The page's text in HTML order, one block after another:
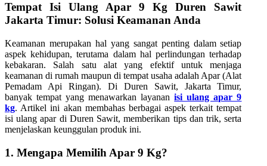
Tempat Isi Ulang Apar 9 Kg Duren Sawit
Jakarta Timur: Solusi Keamanan Anda
Keamanan merupakan hal yang sangat penting dalam setiap
aspek kehidupan, terutama dalam hal perlindungan terhadap
kebakaran. Salah satu alat yang efektif untuk menjaga
keamanan di rumah maupun di tempat usaha adalah Apar (Alat
Pemadam Api Ringan). Di Duren Sawit, Jakarta Timur,
banyak tempat yang menawarkan layananisi ulang apar 9
kg. Artikel ini akan membahas berbagai aspek terkait tempat
isi ulang apar di Duren Sawit, memberikan tips dan trik, serta
menjelaskan keunggulan produk ini.
1. Mengapa Memilih Apar 9 Kg?